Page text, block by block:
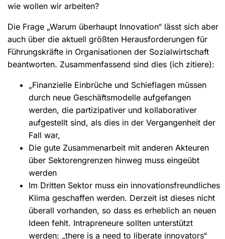
wie wollen wir arbeiten?
Die Frage „Warum überhaupt Innovation“ lässt sich aber
auch über die aktuell größten Herausforderungen für
Führungskräfte in Organisationen der Sozialwirtschaft
beantworten. Zusammenfassend sind dies (ich zitiere):
„Finanzielle Einbrüche und Schieflagen müssen
durch neue Geschäftsmodelle aufgefangen
werden, die partizipativer und kollaborativer
aufgestellt sind, als dies in der Vergangenheit der
Fall war,
Die gute Zusammenarbeit mit anderen Akteuren
über Sektorengrenzen hinweg muss eingeübt
werden
Im Dritten Sektor muss ein innovationsfreundliches
Klima geschaffen werden. Derzeit ist dieses nicht
überall vorhanden, so dass es erheblich an neuen
Ideen fehlt. Intrapreneure sollten unterstützt
werden: „there is a need to liberate innovators“